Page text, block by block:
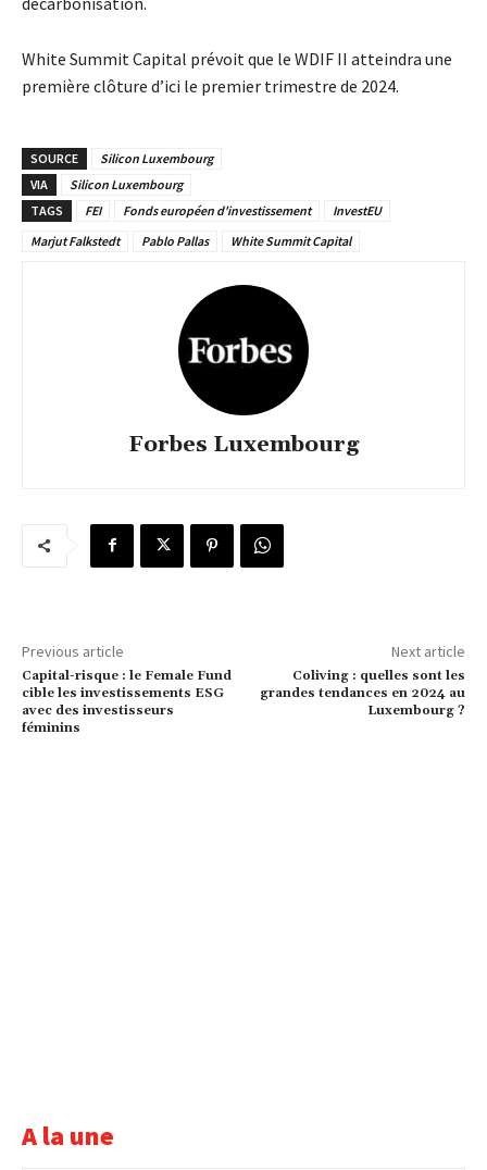
White Summit Capital prévoit que le WDIF II atteindra une
première clôture d’ici le premier trimestre de 2024.
SOURCE
Silicon Luxembourg
VIA
Silicon Luxembourg
TAGS
FEI Fonds européen d'investissement
InvestEU
Marjut Falkstedt
Pablo Pallas White Summit Capital
Forbes Luxembourg
Previous article
Capital-risque : le Female Fund
cible les investissements ESG
avec des investisseurs
féminins
Next article
Coliving : quelles sont les
grandes tendances en 2024 au
Luxembourg ?
A la une